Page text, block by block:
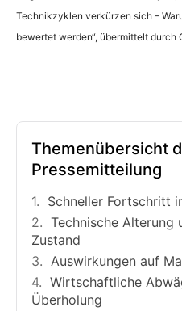
Technikzyklen verkürzen sich –
bewertet werden“, übermittelt durch
Themenübersicht
Pressemitteilung
Schneller Fortschritt
Technische Alterung
Zustand
Auswirkungen auf
Wirtschaftliche
Überholung